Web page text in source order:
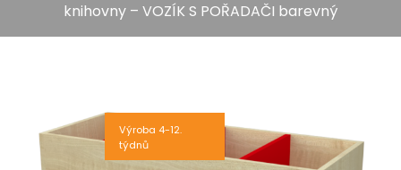
knihovny – VOZÍK S POŘADAČI barevný
Výroba 4-12.
týdnů